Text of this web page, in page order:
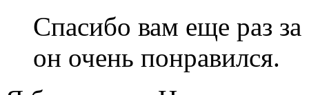
Спасибо вам еще раз
он очень понравился.